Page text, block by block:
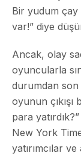
Bir yudum çay
var!” diye
Ancak, olay
oyuncularla
durumdan son
oyunun
para
New York
yatırımcılar